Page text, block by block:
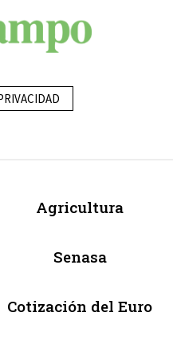
Agricultura
Senasa
Cotización del Euro